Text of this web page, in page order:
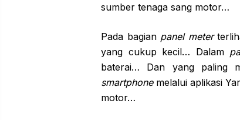
sumber tenaga sang motor…
Pada bagian panel meter
yang cukup kecil… Dalam
baterai… Dan yang paling
smartphonemelalui aplikasi
motor…